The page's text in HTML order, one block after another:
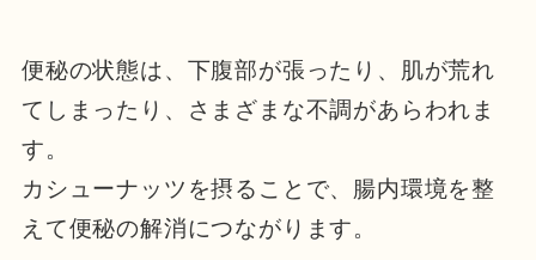
便秘の状態は、下腹部が張ったり、肌が荒れ
てしまったり、さまざまな不調があらわれま
す。
カシューナッツを摂ることで、腸内環境を整
えて便秘の解消につながります。